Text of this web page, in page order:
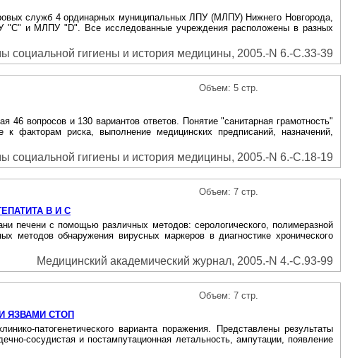
служб 4 ординарных муниципальных ЛПУ (МЛПУ) Нижнего Новгорода,
и МЛПУ "D". Все исследованные учреждения расположены в разных
социальной гигиены и история медицины, 2005.-N 6.-С.33-39
Объем: 5 стр.
вопросов и 130 вариантов ответов. Понятие "санитарная грамотность"
факторам риска, выполнение медицинских предписаний, назначений,
социальной гигиены и история медицины, 2005.-N 6.-С.18-19
В И С
Объем: 7 стр.
печени с помощью различных методов: серологического, полимеразной
методов обнаружения вирусных маркеров в диагностике хронического
Медицинский академический журнал, 2005.-N 4.-С.93-99
ЯЗВАМИ СТОП
Объем: 7 стр.
патогенетического варианта поражения. Представлены результаты
сосудистая и постампутационная летальность, ампутации, появление